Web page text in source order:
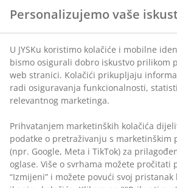
prodavnicu
Garancija cijene
30 dana garancije cijene za sve
Fleksibilne opcije dostave
Brza i jednostavna dostava po vašem
Siva saksija od poliratana sa čvrstim
Saksija ima 3 odjeljka, što vam daje
posadite tri slične ili različite biljke i
drenažu se lako može napraviti kako